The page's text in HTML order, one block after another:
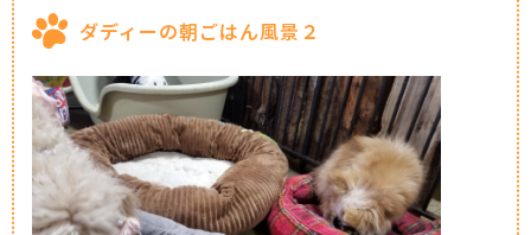
ダディーの朝ごはん風景２